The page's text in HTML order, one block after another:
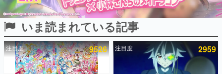
ピックアップ
電ファミのいま読まれている記事ランキング
いま読まれている記事
注目度 9526 注目度 2959